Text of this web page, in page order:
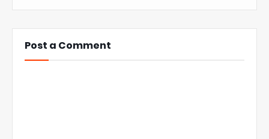
Post a Comment